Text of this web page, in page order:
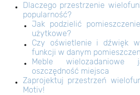
Dlaczego przestrzenie
popularność?
Jak podzielić
użytkowe?
Czy oświetlenie i dźwięk
funkcji w danym
Meble
oszczędność miejsca
Zaprojektuj przestrzeń
Motiv!